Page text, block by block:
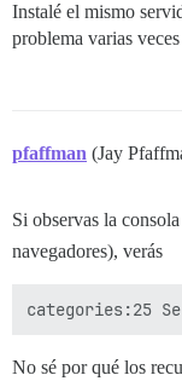
Instalé el mismo
problema varias
pfaffman (Jay
Si observas la
navegadores), verás
No sé por qué los